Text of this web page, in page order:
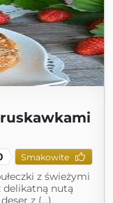
Smakowite
z świeżymi
delikatną nutą
z (...)